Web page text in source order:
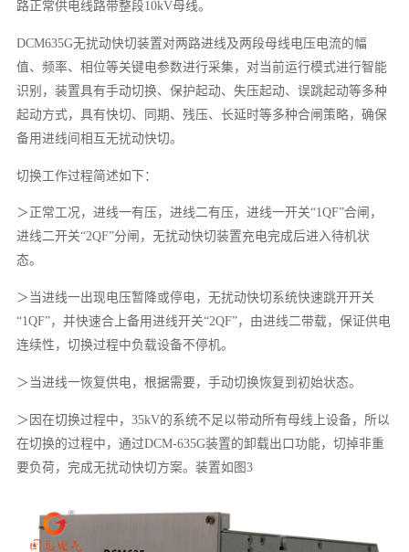
路正常供电线路带整段10kV母线。
DCM635G无扰动快切装置对两路进线及两段母线电压电流的幅
值、频率、相位等关键电参数进行采集，对当前运行模式进行智能
识别，装置具有手动切换、保护起动、失压起动、误跳起动等多种
起动方式，具有快切、同期、残压、长延时等多种合闸策略，确保
备用进线间相互无扰动快切。
切换工作过程简述如下：
＞正常工况，进线一有压，进线二有压，进线一开关“1QF”合闸，
进线二开关“2QF”分闸，无扰动快切装置充电完成后进入待机状
态。
＞当进线一出现电压暂降或停电，无扰动快切系统快速跳开开关
“1QF”，并快速合上备用进线开关“2QF”，由进线二带载，保证供电
连续性，切换过程中负载设备不停机。
＞当进线一恢复供电，根据需要，手动切换恢复到初始状态。
＞因在切换过程中，35kV的系统不足以带动所有母线上设备，所以
在切换的过程中，通过DCM-635G装置的卸载出口功能，切掉非重
要负荷，完成无扰动快切方案。装置如图3